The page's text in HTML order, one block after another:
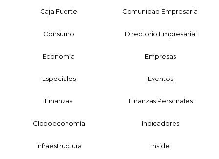
Caja Fuerte Comunidad Empresarial
Consumo Directorio Empresarial
Economía Empresas
Especiales Eventos
Finanzas Finanzas Personales
Globoeconomía Indicadores
Infraestructura Inside